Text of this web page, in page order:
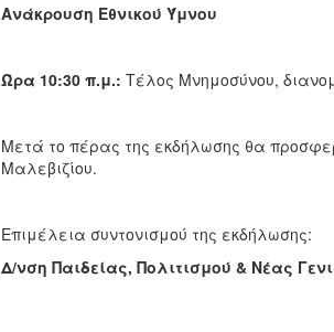
Ανάκρουση Εθνικού Ύμνου
Ώρα 10:30 π.μ.: Τέλος Μνημοσύνου,
Μετά το πέρας της εκδήλωσης θα
Μαλεβιζίου.
Επιμέλεια συντονισμού της εκδήλωσης:
Δ/νση Παιδείας, Πολιτισμού & Νέας